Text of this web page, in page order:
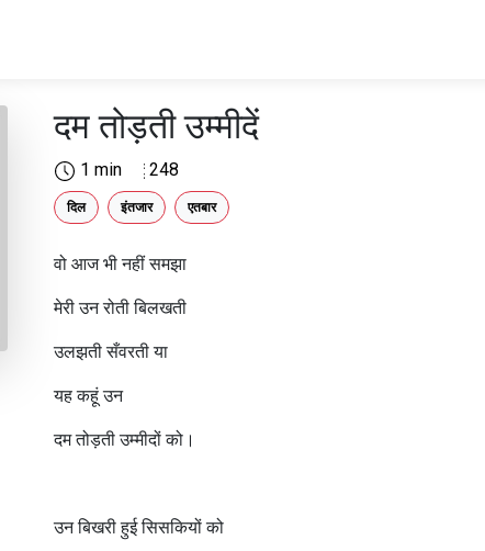
दम तोड़ती उम्मीदें
1 min 248
दिल इंतजार एतबार
वो आज भी नहीं समझा
मेरी उन रोती बिलखती
उलझती सँवरती या
यह कहूं उन
दम तोड़ती उम्मीदों को।
उन बिखरी हुई सिसकियों को